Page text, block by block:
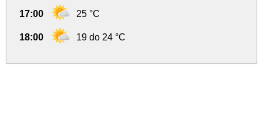
17:00 25 °C
18:00 19 do 24 °C